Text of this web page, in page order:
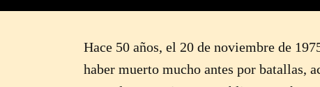
Hace 50 años, el 20 de noviembre de
haber muerto mucho antes por batallas,